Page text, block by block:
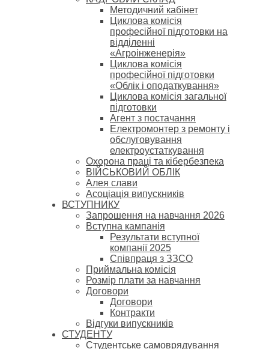
Методичний кабінет
Циклова комісія
професійної підготовки на
відділенні
«Агроінженерія»
Циклова комісія
професійної підготовки
«Облік і оподаткування»
Циклова комісія загальної
підготовки
Агент з постачання
Електромонтер з ремонту і
обслуговування
електроустаткування
Охорона праці та кібербезпека
ВІЙСЬКОВИЙ ОБЛІК
Алея слави
Асоціація випускників
ВСТУПНИКУ
Запрошення на навчання 2026
Вступна кампанія
Результати вступної
компанії 2025
Співпраця з ЗЗСО
Приймальна комісія
Розмір плати за навчання
Договори
Договори
Контракти
Відгуки випускників
СТУДЕНТУ
Cтудентське самоврядування